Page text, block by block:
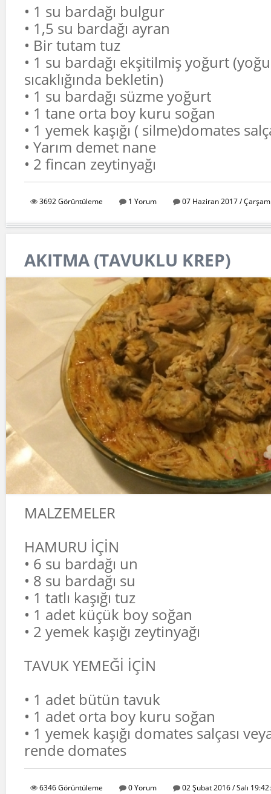
• 1 su bardağı bulgur
• 1,5 su bardağı ayran
• Bir tutam tuz
• 1 su bardağı ekşitilmiş yoğurt
sıcaklığında bekletin)
• 1 su bardağı süzme yoğurt
• 1 tane orta boy kuru soğan
• 1 yemek kaşığı ( silme)domates
• Yarım demet nane
• 2 fincan zeytinyağı
3692 Görüntüleme 1 Yorum 07 Haziran 2017 /
AKITMA (TAVUKLU KREP)
MALZEMELER
HAMURU İÇİN
• 6 su bardağı un
• 8 su bardağı su
• 1 tatlı kaşığı tuz
• 1 adet küçük boy soğan
• 2 yemek kaşığı zeytinyağı
TAVUK YEMEĞİ İÇİN
• 1 adet bütün tavuk
• 1 adet orta boy kuru soğan
• 1 yemek kaşığı domates salçası
rende domates
6346 Görüntüleme 0 Yorum 02 Şubat 2016 / Salı